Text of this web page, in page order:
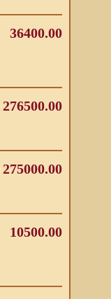
36400.00
276500.00
275000.00
10500.00